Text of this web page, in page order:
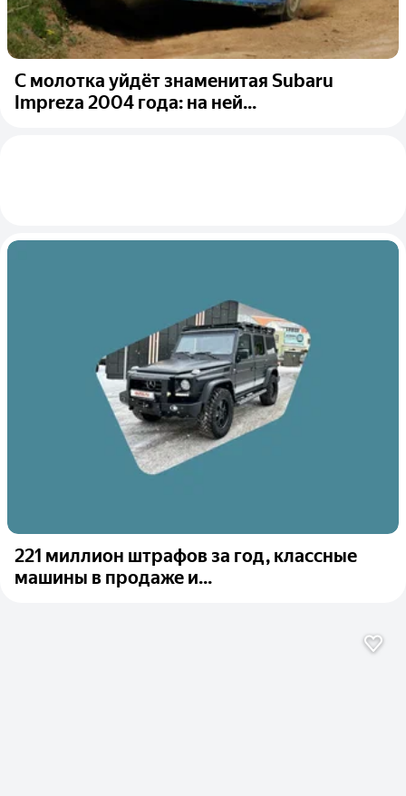
С молотка уйдёт знаменитая Subaru
Impreza 2004 года: на ней...
221 миллион штрафов за год, классные
машины в продаже и...